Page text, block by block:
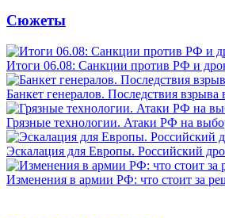
Сюжеты
Итоги 06.08: Санкции против РФ и
Банкет генералов. Последствия взрыва
Грязные технологии. Атаки РФ на
Эскалация для Европы. Российский
Изменения в армии РФ: что стоит за